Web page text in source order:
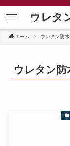
ウレタ
ホーム ウレタン防
ウレタン防